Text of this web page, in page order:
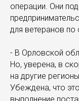
операции. Они
для ветеранов
- В Орловской
Но, уверена, в
на другие
Убеждена, что